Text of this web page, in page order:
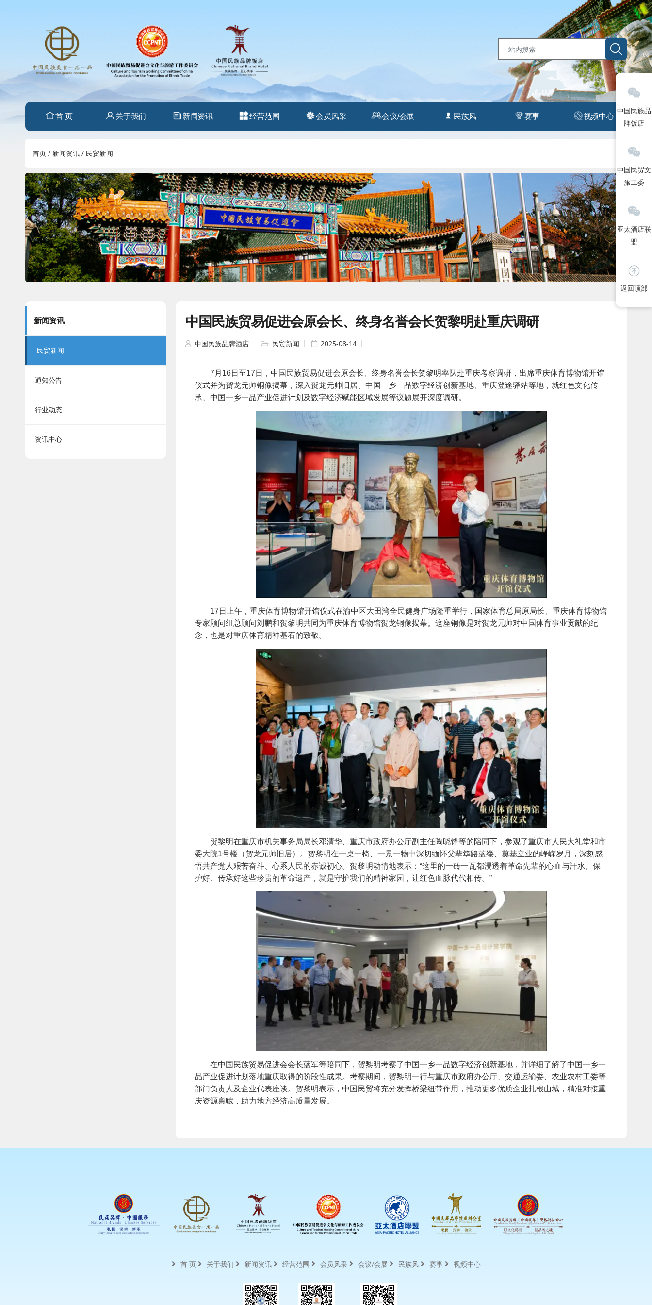
首 页 关于我们 新闻资讯 经营范围 会员风采 会议/会展 民族风 赛事 视频中心
首页 / 新闻资讯 / 民贸新闻
新闻资讯
民贸新闻
通知公告
行业动态
资讯中心
中国民族贸易促进会原会长、终身名誉会长贺黎明赴重庆调研
中国民族品牌酒店 民贸新闻 2025-08-14
7月16日至17日，中国民族贸易促进会原会长、终身名誉会长贺黎明率队赴重庆考察调研，出席重庆体育博物馆开馆
仪式并为贺龙元帅铜像揭幕，深入贺龙元帅旧居、中国一乡一品数字经济创新基地、重庆登途驿站等地，就红色文化传
承、中国一乡一品产业促进计划及数字经济赋能区域发展等议题展开深度调研。
17日上午，重庆体育博物馆开馆仪式在渝中区大田湾全民健身广场隆重举行，国家体育总局原局长、重庆体育博物馆
专家顾问组总顾问刘鹏和贺黎明共同为重庆体育博物馆贺龙铜像揭幕。这座铜像是对贺龙元帅对中国体育事业贡献的纪
念，也是对重庆体育精神基石的致敬。
贺黎明在重庆市机关事务局局长邓清华、重庆市政府办公厅副主任陶晓锋等的陪同下，参观了重庆市人民大礼堂和市
委大院1号楼（贺龙元帅旧居）。贺黎明在一桌一椅、一景一物中深切缅怀父辈筚路蓝缕、奠基立业的峥嵘岁月，深刻感
悟共产党人艰苦奋斗、心系人民的赤诚初心。贺黎明动情地表示：“这里的一砖一瓦都浸透着革命先辈的心血与汗水。保
护好、传承好这些珍贵的革命遗产，就是守护我们的精神家园，让红色血脉代代相传。”
在中国民族贸易促进会会长蓝军等陪同下，贺黎明考察了中国一乡一品数字经济创新基地，并详细了解了中国一乡一
品产业促进计划落地重庆取得的阶段性成果。考察期间，贺黎明一行与重庆市政府办公厅、交通运输委、农业农村工委等
部门负责人及企业代表座谈。贺黎明表示，中国民贸将充分发挥桥梁纽带作用，推动更多优质企业扎根山城，精准对接重
庆资源禀赋，助力地方经济高质量发展。
首 页 关于我们 新闻资讯 经营范围 会员风采 会议/会展 民族风 赛事 视频中心
中国民族品
牌饭店
中国民贸文
旅工委
亚太酒店联
盟
返回顶部